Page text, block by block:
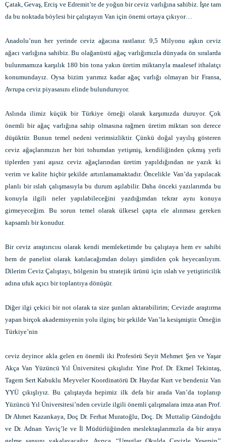
Çatak, Gevaş, Erciş ve Edremit’te de yoğun bir ceviz varlığına sahibiz. İşte tam
da bu noktada böylesi bir çalıştayın Van için önemi ortaya çıkıyor…
Anadolu’nun her yerinde ceviz ağacına rastlanır. 9,5 Milyonu aşkın ceviz
ağacı varlığına sahibiz. Bu olağanüstü ağaç varlığımızla dünyada ön sıralarda
bulunmamıza karşılık 180 bin tona yakın üretim miktarıyla maalesef ithalatçı
konumundayız. Oysa bizim yarımız kadar ağaç varlığı olmayan bir Fransa,
Avrupa ceviz piyasasını elinde bulunduruyor.
Aslında ilimiz küçük bir Türkiye örneği olarak karşımızda duruyor. Çok
önemli bir ağaç varlığına sahip olmasına rağmen üretim miktarı son derece
düşüktür. Bunun temel nedeni verimsizliktir. Çünkü doğal yayılış gösteren
ceviz ağaçlarımızın her biri tohumdan yetişmiş, kendiliğinden çıkmış yerli
tiplerden yani aşısız ceviz ağaçlarından üretim yapıldığından ne yazık ki
verim ve kalite hiçbir şekilde artırılamamaktadır. Öncelikle Van’da yapılacak
planlı bir ıslah çalışmasıyla bu durum aşılabilir. Daha önceki yazılarımda bu
konuyla ilgili neler yapılabileceğini yazdığımdan tekrar aynı konuya
girmeyeceğim. Bu sorun temel olarak ülkesel çapta ele alınması gereken
kapsamlı bir konudur.
Bir ceviz araştırıcısı olarak kendi memleketimde bu çalıştaya hem ev sahibi
hem de panelist olarak katılacağımdan dolayı şimdiden çok heyecanlıyım.
Dilerim Ceviz Çalıştayı, bölgenin bu stratejik ürünü için ıslah ve yetiştiricilik
adına ufuk açıcı bir toplantıya dönüşür.
Diğer ilgi çekici bir not olarak ta size şunları aktarabilirim; Cevizde araştırma
yapan birçok akademisyenin yolu ilginç bir şekilde Van’la kesişmiştir. Örneğin
Türkiye’nin
ceviz deyince akla gelen en önemli iki Profesörü Seyit Mehmet Şen ve Yaşar
Akça Van Yüzüncü Yıl Üniversitesi çıkışlıdır. Yine Prof. Dr. Ekmel Tekintaş,
Tagem Sert Kabuklu Meyveler Koordinatörü Dr. Haydar Kurt ve bendeniz Van
YYÜ çıkışlıyız. Bu çalıştayda hepimiz ilk defa bir arada Van’da toplanıp
Yüzüncü Yıl Üniversitesi’nden cevizle ilgili önemli çalışmalara imza atan Prof.
Dr Ahmet Kazankaya, Doç Dr. Ferhat Muratoğlu, Doç. Dr. Muttalip Gündoğdu
ve Dr. Adnan Yaviç’le ve İl Müdürlüğünden meslektaşlarımızla da bir araya